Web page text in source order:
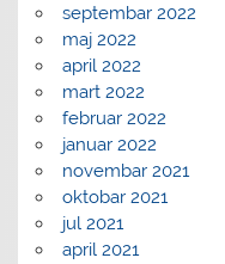
septembar 2022
maj 2022
april 2022
mart 2022
februar 2022
januar 2022
novembar 2021
oktobar 2021
jul 2021
april 2021